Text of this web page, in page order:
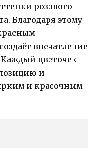
розового,
Благодаря этому
впечатление
Каждый цветочек
и
и красочным